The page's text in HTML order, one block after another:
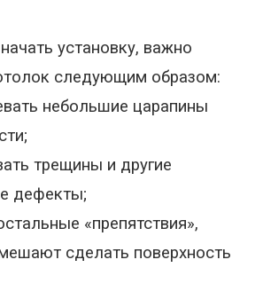
установку, важно
следующим образом:
небольшие царапины
трещины и другие
дефекты;
«препятствия»,
сделать поверхность